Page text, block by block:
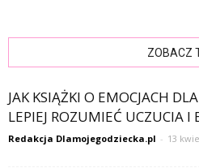
ZOBACZ
JAK KSIĄŻKI O EMOCJACH
LEPIEJ ROZUMIEĆ UCZUCIA I
Redakcja Dlamojegodziecka.pl - 13